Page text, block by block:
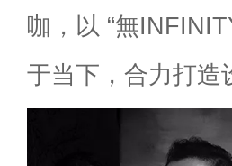
咖，以 “無
于当下，合力打造